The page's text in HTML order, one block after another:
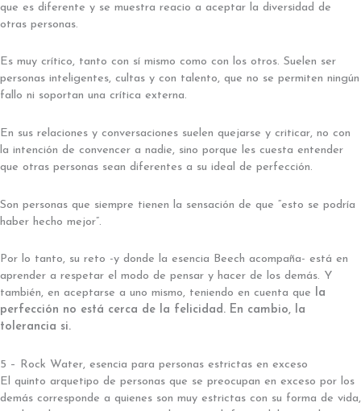
que es diferente y se muestra reacio a aceptar la diversidad de
otras personas.
Es muy crítico, tanto con sí mismo como con los otros. Suelen ser
personas inteligentes, cultas y con talento, que no se permiten ningún
fallo ni soportan una crítica externa.
En sus relaciones y conversaciones suelen quejarse y criticar, no con
la intención de convencer a nadie, sino porque les cuesta entender
que otras personas sean diferentes a su ideal de perfección.
Son personas que siempre tienen la sensación de que “esto se podría
haber hecho mejor”.
Por lo tanto, su reto -y donde la esencia Beech acompaña- está en
aprender a respetar el modo de pensar y hacer de los demás. Y
también, en aceptarse a uno mismo, teniendo en cuenta que la
perfección no está cerca de la felicidad. En cambio, la
tolerancia si.
5 – Rock Water, esencia para personas estrictas en exceso
El quinto arquetipo de personas que se preocupan en exceso por los
demás corresponde a quienes son muy estrictas con su forma de vida,